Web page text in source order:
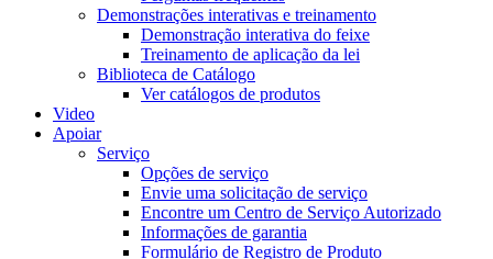
Demonstrações interativas e treinamento
Demonstração interativa do feixe
Treinamento de aplicação da lei
Biblioteca de Catálogo
Ver catálogos de produtos
Video
Apoiar
Serviço
Opções de serviço
Envie uma solicitação de serviço
Encontre um Centro de Serviço Autorizado
Informações de garantia
Formulário de Registro de Produto